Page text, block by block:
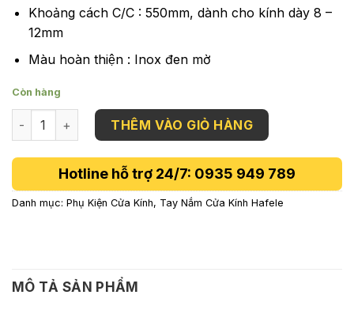
Khoảng cách C/C : 550mm, dành cho kính dày 8 –
12mm
Màu hoàn thiện : Inox đen mờ
Còn hàng
Tay Nắm Phòng Tắm Kính 550mm Hafele 903.12.375 số
THÊM VÀO GIỎ HÀNG
Hotline hỗ trợ 24/7: 0935 949 789
Danh mục: Phụ Kiện Cửa Kính, Tay Nắm Cửa Kính Hafele
MÔ TẢ SẢN PHẨM